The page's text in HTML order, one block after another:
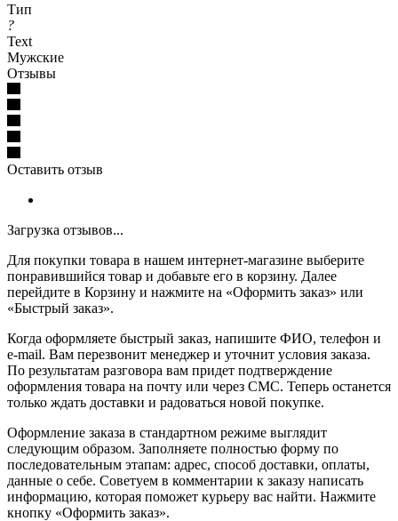
Тип
?
Text
Мужские
Отзывы
Оставить отзыв
Загрузка отзывов...
Для покупки товара в нашем интернет-магазине выберите
понравившийся товар и добавьте его в корзину. Далее
перейдите в Корзину и нажмите на «Оформить заказ» или
«Быстрый заказ».
Когда оформляете быстрый заказ, напишите ФИО, телефон и
e-mail. Вам перезвонит менеджер и уточнит условия заказа.
По результатам разговора вам придет подтверждение
оформления товара на почту или через СМС. Теперь останется
только ждать доставки и радоваться новой покупке.
Оформление заказа в стандартном режиме выглядит
следующим образом. Заполняете полностью форму по
последовательным этапам: адрес, способ доставки, оплаты,
данные о себе. Советуем в комментарии к заказу написать
информацию, которая поможет курьеру вас найти. Нажмите
кнопку «Оформить заказ».